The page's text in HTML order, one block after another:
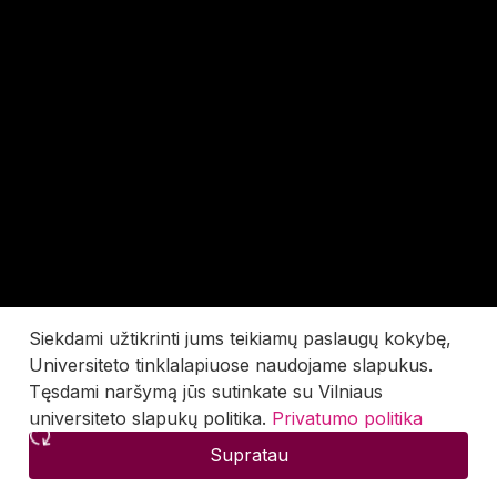
Siekdami užtikrinti jums teikiamų paslaugų kokybę,
Universiteto tinklalapiuose naudojame slapukus.
Tęsdami naršymą jūs sutinkate su Vilniaus
universiteto slapukų politika. Privatumo politika
Supratau